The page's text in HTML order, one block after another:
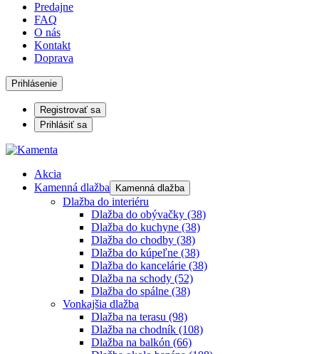
Predajne
FAQ
O nás
Kontakt
Doprava
Prihlásenie
Registrovať sa
Prihlásiť sa
Akcia
Kamenná dlažba
Kamenná dlažba
Dlažba do interiéru
Dlažba do obývačky (38)
Dlažba do kuchyne (38)
Dlažba do chodby (38)
Dlažba do kúpeľne (38)
Dlažba do kancelárie (38)
Dlažba na schody (52)
Dlažba do spálne (38)
Vonkajšia dlažba
Dlažba na terasu (98)
Dlažba na chodník (108)
Dlažba na balkón (66)